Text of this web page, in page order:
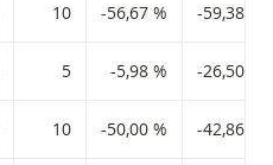
10 -56,67 % -59,38 %
5 -5,98 % -26,50 %
10 -50,00 % -42,86 %